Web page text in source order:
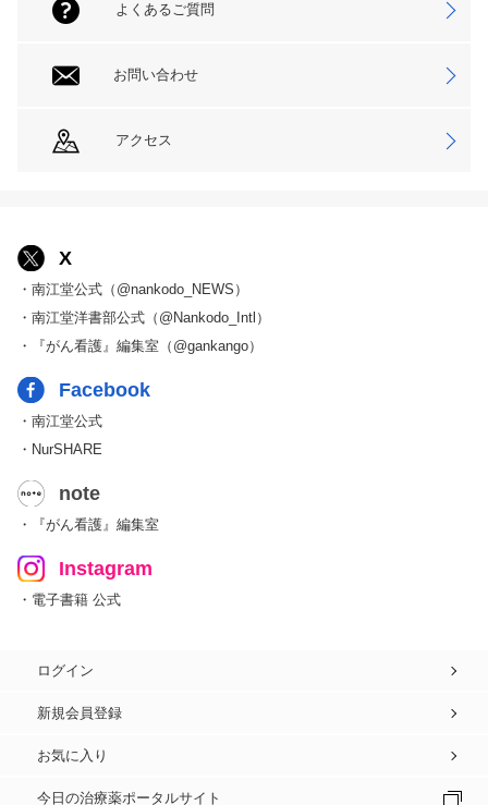
よくあるご質問
お問い合わせ
アクセス
X
・南江堂公式（@nankodo_NEWS）
・南江堂洋書部公式（@Nankodo_Intl）
・『がん看護』編集室（@gankango）
Facebook
・南江堂公式
・NurSHARE
note
・『がん看護』編集室
Instagram
・電子書籍 公式
ログイン
新規会員登録
お気に入り
今日の治療薬ポータルサイト